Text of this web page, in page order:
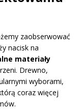
zaobserwować
nacisk na
materiały
Drewno,
wyborami,
coraz więcej